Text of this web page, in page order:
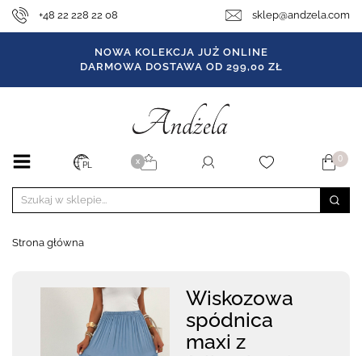
+48 22 228 22 08 sklep@andzela.com
NOWA KOLEKCJA JUŻ ONLINE
DARMOWA DOSTAWA OD 299,00 ZŁ
PL X 0
Strona główna
Wiskozowa
spódnica
maxi z